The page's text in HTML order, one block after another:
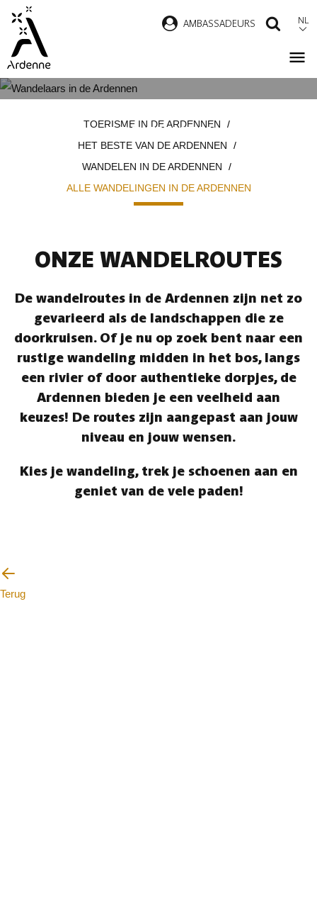
Overslaan
naar
inhoud
AMBASSADEURS NL
ARDENNEN
TOERISME IN DE ARDENNEN
HET BESTE VAN DE ARDENNEN
WANDELEN IN DE ARDENNEN
ALLE WANDELINGEN IN DE ARDENNEN
ONZE WANDELROUTES
De wandelroutes in de Ardennen zijn net zo
gevarieerd als de landschappen die ze
doorkruisen. Of je nu op zoek bent naar een
rustige wandeling midden in het bos, langs
een rivier of door authentieke dorpjes, de
Ardennen bieden je een veelheid aan
keuzes! De routes zijn aangepast aan jouw
niveau en jouw wensen.
Kies je wandeling, trek je schoenen aan en
geniet van de vele paden!
Terug